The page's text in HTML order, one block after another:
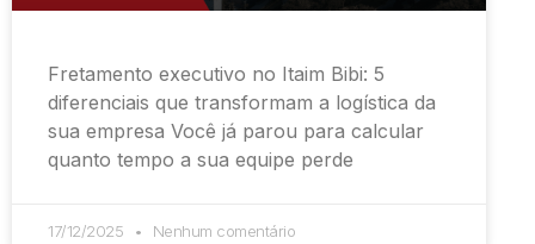
Fretamento executivo no Itaim Bibi: 5
diferenciais que transformam a logística da
sua empresa Você já parou para calcular
quanto tempo a sua equipe perde
17/12/2025 Nenhum comentário